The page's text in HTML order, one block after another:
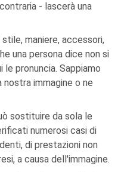
- lascerà una
maniere, accessori,
una persona dice non si
le pronuncia. Sappiamo
immagine o ne
sostituire da sola le
numerosi casi di
di prestazioni non
a causa dell'immagine.